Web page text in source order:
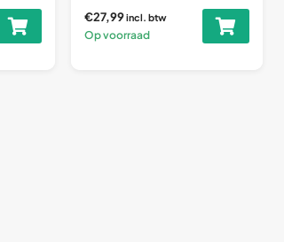
€27,99incl. btw
Op voorraad